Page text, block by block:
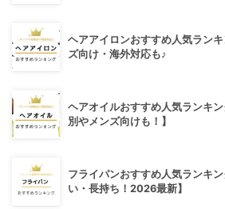
ヘアアイロンおすすめ人気ラン
ズ向け・海外対応も♪
ヘアオイルおすすめ人気ランキ
別やメンズ向けも！】
フライパンおすすめ人気ランキ
い・長持ち！2026最新】